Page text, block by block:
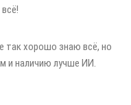
так хорошо знаю всё, но
и наличию лучше ИИ.